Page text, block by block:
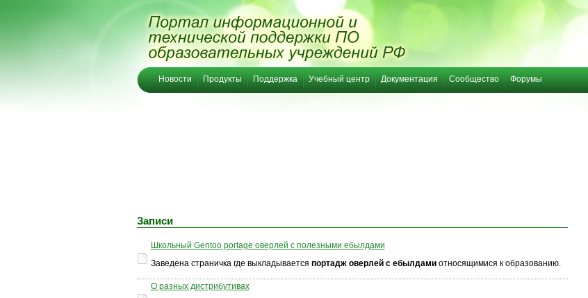
Новости Продукты Поддержка Учебный центр Документация Сообщество Форумы
Записи
Школьный Gentoo portage оверлей с полезными ебылдами
Заведена страничка где выкладывается портадж оверлей с ебылдамиотносящимися к образованию.
О разных дистрибутивах